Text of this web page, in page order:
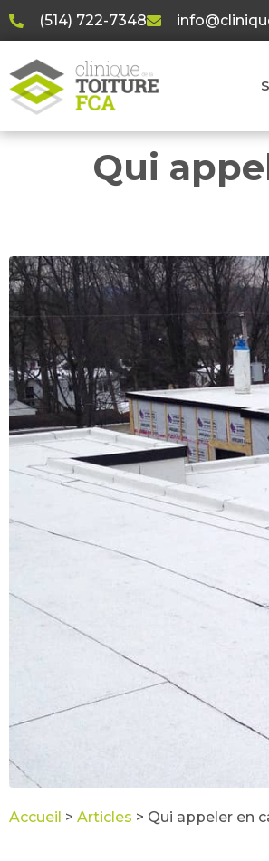
(514) 722-7348
Qui
Accueil > Articles > Qui appeler en